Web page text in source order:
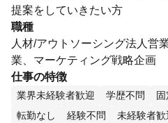
提案をしていきたい方
職種
人材/アウトソーシング法人営
業、マーケティング戦略企画
仕事の特徴
業界未経験者歓迎 学歴不問
転勤なし
経験不問 未経験者歓